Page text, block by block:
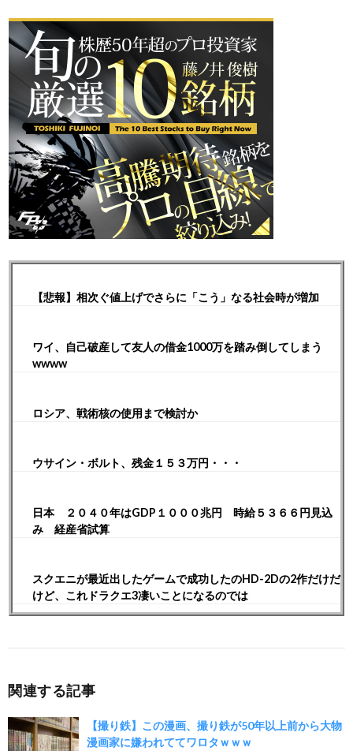
【悲報】相次ぐ値上げでさらに「こう」なる社会時が増加
ワイ、自己破産して友人の借金1000万を踏み倒してしまう
wwww
ロシア、戦術核の使用まで検討か
ウサイン・ボルト、残金１５３万円・・・
日本 ２０４０年はGDP１０００兆円 時給５３６６円見込
み 経産省試算
スクエニが最近出したゲームで成功したのHD-2Dの2作だけだ
けど、これドラクエ3凄いことになるのでは
関連する記事
【撮り鉄】この漫画、撮り鉄が50年以上前から大物
漫画家に嫌われててワロタｗｗｗ